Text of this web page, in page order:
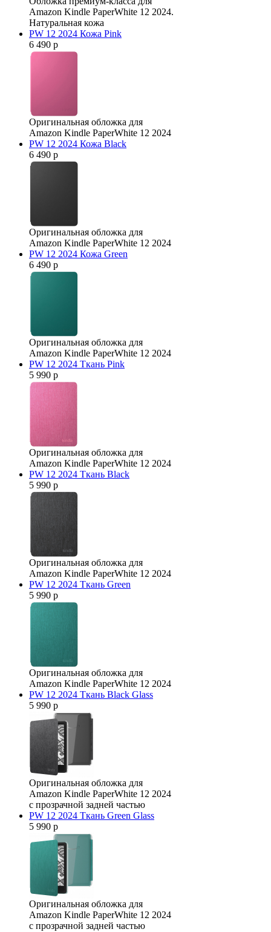
Amazon Kindle PaperWhite 12 2024.
Натуральная кожа
PW 12 2024 Кожа Pink
6 490 р
Оригинальная обложка для
Amazon Kindle PaperWhite 12 2024
PW 12 2024 Кожа Black
6 490 р
Оригинальная обложка для
Amazon Kindle PaperWhite 12 2024
PW 12 2024 Кожа Green
6 490 р
Оригинальная обложка для
Amazon Kindle PaperWhite 12 2024
PW 12 2024 Ткань Pink
5 990 р
Оригинальная обложка для
Amazon Kindle PaperWhite 12 2024
PW 12 2024 Ткань Black
5 990 р
Оригинальная обложка для
Amazon Kindle PaperWhite 12 2024
PW 12 2024 Ткань Green
5 990 р
Оригинальная обложка для
Amazon Kindle PaperWhite 12 2024
PW 12 2024 Ткань Black Glass
5 990 р
Оригинальная обложка для
Amazon Kindle PaperWhite 12 2024
с прозрачной задней частью
PW 12 2024 Ткань Green Glass
5 990 р
Оригинальная обложка для
Amazon Kindle PaperWhite 12 2024
с прозрачной задней частью